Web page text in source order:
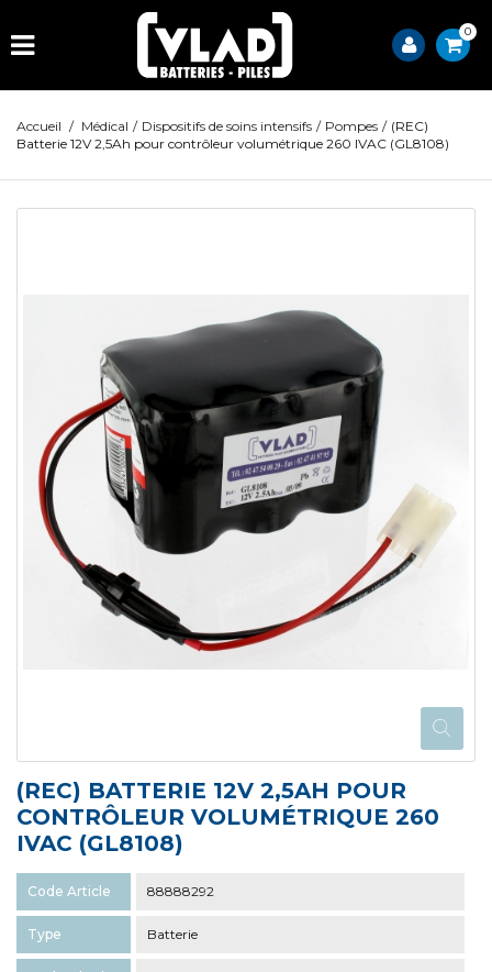
0
Accueil / Médical / Dispositifs de soins intensifs / Pompes / (REC)
Batterie 12V 2,5Ah pour contrôleur volumétrique 260 IVAC (GL8108)
(REC) BATTERIE 12V 2,5AH POUR
CONTRÔLEUR VOLUMÉTRIQUE 260
IVAC (GL8108)
Code Article 88888292
Type Batterie